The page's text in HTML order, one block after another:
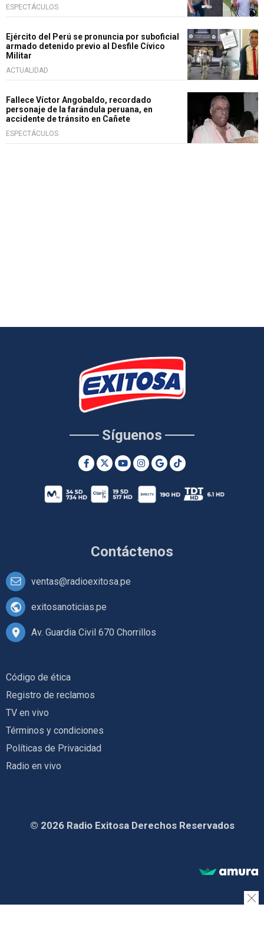
ESPECTÁCULOS
Ejército del Perú se pronuncia por suboficial
armado detenido previo al Desfile Cívico
Militar
ACTUALIDAD
Fallece Víctor Angobaldo, recordado
personaje de la farándula peruana, en
accidente de tránsito en Cañete
ESPECTÁCULOS
Contáctenos
ventas@radioexitosa.pe
exitosanoticias.pe
Av. Guardia Civil 670 Chorrillos
Síguenos
Código de ética
Registro de reclamos
TV en vivo
Términos y condiciones
Políticas de Privacidad
Radio en vivo
© 2026 Radio Exitosa Derechos Reservados